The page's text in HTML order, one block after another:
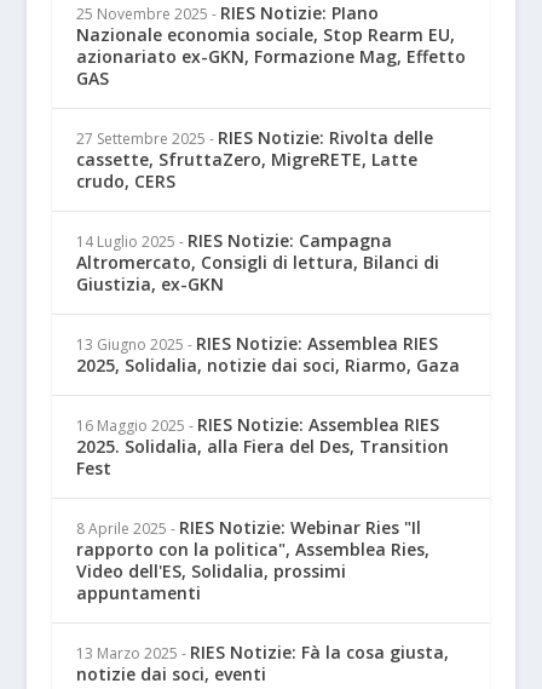
25 Novembre 2025 - RIES Notizie: PIano
Nazionale economia sociale, Stop Rearm EU,
azionariato ex-GKN, Formazione Mag, Effetto
GAS
27 Settembre 2025 - RIES Notizie: Rivolta delle
cassette, SfruttaZero, MigreRETE, Latte
crudo, CERS
14 Luglio 2025 - RIES Notizie: Campagna
Altromercato, Consigli di lettura, Bilanci di
Giustizia, ex-GKN
13 Giugno 2025 - RIES Notizie: Assemblea RIES
2025, Solidalia, notizie dai soci, Riarmo, Gaza
16 Maggio 2025 - RIES Notizie: Assemblea RIES
2025. Solidalia, alla Fiera del Des, Transition
Fest
8 Aprile 2025 - RIES Notizie: Webinar Ries "Il
rapporto con la politica", Assemblea Ries,
Video dell'ES, Solidalia, prossimi
appuntamenti
13 Marzo 2025 - RIES Notizie: Fà la cosa giusta,
notizie dai soci, eventi